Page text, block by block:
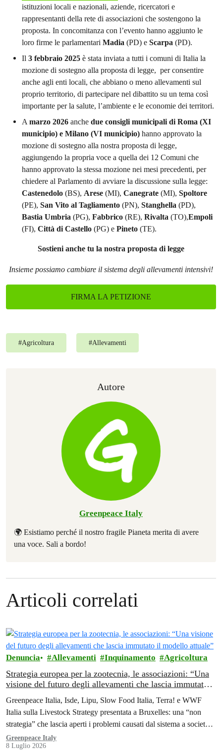
istituzioni locali e nazionali, aziende, ricercatori e
rappresentanti della rete di associazioni che sostengono la
proposta. In concomitanza con l’evento hanno aggiunto le
loro firme le parlamentari Madia (PD) e Scarpa (PD).
Il 3 febbraio 2025 è stata inviata a tutti i comuni di Italia la
mozione di sostegno alla proposta di legge, per consentire
anche agli enti locali, che abbiano o meno allevamenti sul
proprio territorio, di partecipare nel dibattito su un tema così
importante per la salute, l’ambiente e le economie dei territori.
Amarzo 2026 anche due consigli municipali di Roma (XI
municipio) e Milano (VI municipio) hanno approvato la
mozione di sostegno alla nostra proposta di legge,
aggiungendo la propria voce a quella dei 12 Comuni che
hanno approvato la stessa mozione nei mesi precedenti, per
chiedere al Parlamento di avviare la discussione sulla legge:
Castenedolo (BS), Arese (MI), Canegrate (MI), Spoltore
(PE), San Vito al Tagliamento (PN), Stanghella (PD),
Bastia Umbria (PG), Fabbrico (RE), Rivalta (TO),Empoli
(FI), Città di Castello (PG) e Pineto (TE).
Sostieni anche tu la nostra proposta di legge
Insieme possiamo cambiare il sistema degli allevamenti intensivi!
FIRMA LA PETIZIONE
#Agricoltura #Allevamenti
Autore
Greenpeace Italy
🌍 Esistiamo perché il nostro fragile Pianeta merita di avere
una voce. Sali a bordo!
Articoli correlati
Denuncia Allevamenti Inquinamento Agricoltura
Strategia europea per la zootecnia, le associazioni: “Una
visione del futuro degli allevamenti che lascia immutato il
Greenpeace Italia, Isde, Lipu, Slow Food Italia, Terra! e WWF
Italia sulla Livestock Strategy presentata a Bruxelles: una “non
strategia” che lascia aperti i problemi causati dal sistema a società,
ambiente e salute.
Greenpeace Italy
8 Luglio 2026